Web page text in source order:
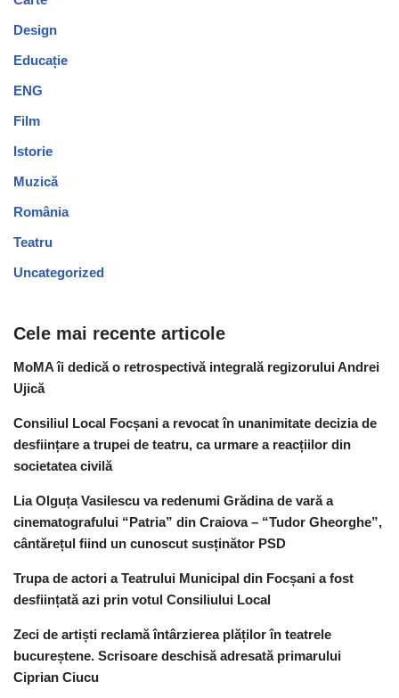
Design
Educație
ENG
Film
Istorie
Muzică
România
Teatru
Uncategorized
Cele mai recente articole
MoMA îi dedică o retrospectivă integrală regizorului Andrei
Ujică
Consiliul Local Focșani a revocat în unanimitate decizia de
desființare a trupei de teatru, ca urmare a reacțiilor din
societatea civilă
Lia Olguța Vasilescu va redenumi Grădina de vară a
cinematografului “Patria” din Craiova – “Tudor Gheorghe”,
cântărețul fiind un cunoscut susținător PSD
Trupa de actori a Teatrului Municipal din Focșani a fost
desființată azi prin votul Consiliului Local
Zeci de artiști reclamă întârzierea plăților în teatrele
bucureștene. Scrisoare deschisă adresată primarului
Ciprian Ciucu